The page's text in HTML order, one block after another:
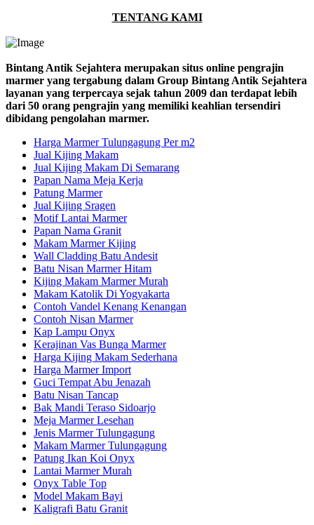
TENTANG KAMI
Bintang Antik Sejahtera merupakan situs online pengrajin
marmer yang tergabung dalam Group Bintang Antik Sejahtera
layanan yang terpercaya sejak tahun 2009 dan terdapat lebih
dari 50 orang pengrajin yang memiliki keahlian tersendiri
dibidang pengolahan marmer.
Harga Marmer Tulungagung Per m2
Jual Kijing Makam
Jual Kijing Makam Di Semarang
Papan Nama Meja Kerja
Patung Marmer
Jual Kijing Sragen
Motif Lantai Marmer
Papan Nama Granit
Makam Marmer Kijing
Wall Cladding Batu Andesit
Batu Nisan Marmer Hitam
Kijing Makam Marmer Murah
Makam Katolik Di Yogyakarta
Contoh Vandel Kenang Kenangan
Contoh Nisan Marmer
Kap Lampu Onyx
Kerajinan Vas Bunga Marmer
Harga Kijing Makam Sederhana
Harga Marmer Import
Guci Tempat Abu Jenazah
Batu Nisan Tancap
Bak Mandi Teraso Sidoarjo
Meja Marmer Lesehan
Jenis Marmer Tulungagung
Makam Marmer Tulungagung
Patung Ikan Koi Onyx
Lantai Marmer Murah
Onyx Table Top
Model Makam Bayi
Kaligrafi Batu Granit